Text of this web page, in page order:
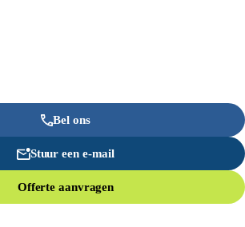
Bel ons
Stuur een e-mail
Offerte aanvragen